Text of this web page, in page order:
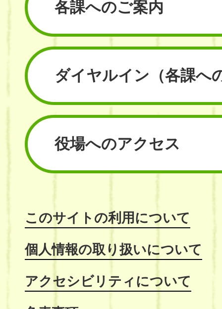
各課へのご案内
ダイヤルイン （各課へ
役場へのアクセス
このサイトの利用について
個人情報の取り扱いについて
アクセシビリティについて